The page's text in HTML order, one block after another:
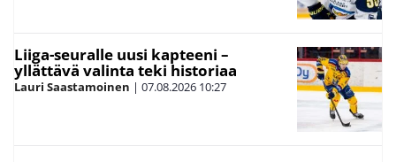
Liiga-seuralle uusi kapteeni –
yllättävä valinta teki historiaa
Lauri Saastamoinen | 07.08.2026 10:27